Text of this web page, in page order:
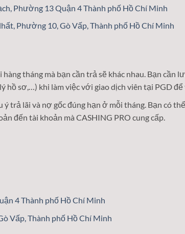
Phường 13 Quận 4 Thành phố Hồ Chí Minh
Phường 10, Gò Vấp, Thành phố Hồ Chí Minh
tháng mà bạn cần trả sẽ khác nhau. Bạn cần
hồ sơ,…) khi làm việc với giao dịch viên tại PGD để
trả lãi và nợ gốc đúng hạn ở mỗi tháng. Bạn có
đến tài khoản mà CASHING PRO cung cấp.
4 Thành phố Hồ Chí Minh
Vấp, Thành phố Hồ Chí Minh